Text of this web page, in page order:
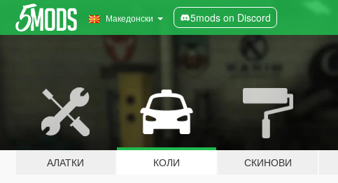
Македонски 5mods on Discord
АЛАТКИ КОЛИ СКИНОВИ